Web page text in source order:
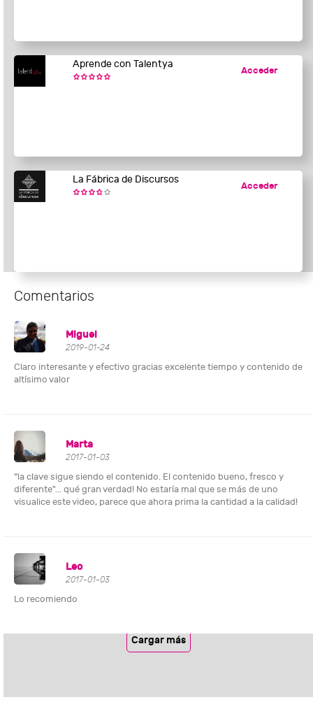
Aprende con Talentya
Acceder
La Fábrica de Discursos
Acceder
Comentarios
Miguel
2019-01-24
Claro interesante y efectivo gracias excelente tiempo y contenido de
altísimo valor
Marta
2017-01-03
“la clave sigue siendo el contenido. El contenido bueno, fresco y
diferente"... qué gran verdad! No estaría mal que se más de uno
visualice este video, parece que ahora prima la cantidad a la calidad!
Leo
2017-01-03
Lo recomiendo
Cargar más